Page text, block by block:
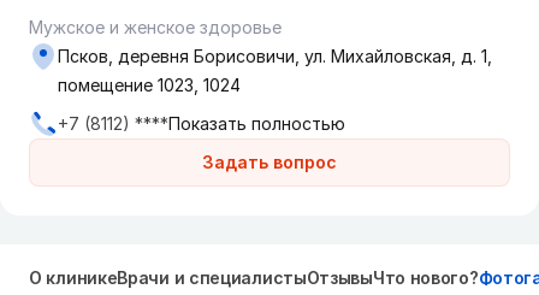
Мужское и женское здоровье
Задать вопрос
Псков, деревня Борисовичи, ул. Михайловская, д. 1,
помещение 1023, 1024
+7 (8112) ****Показать полностью
О клиникеВрачи и специалистыОтзывыЧто нового?